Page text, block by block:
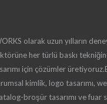
olarak uzun yılların
her türlü baskı
için çözümler
kimlik, logo tasarımı,
broşür tasarımı ve fuar